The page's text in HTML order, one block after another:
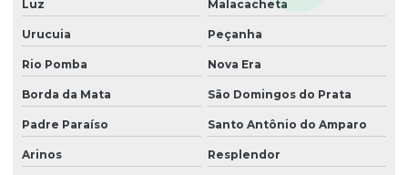
Luz Malacacheta
Urucuia Peçanha
Rio Pomba Nova Era
Borda da Mata São Domingos do Prata
Padre Paraíso Santo Antônio do Amparo
Arinos Resplendor